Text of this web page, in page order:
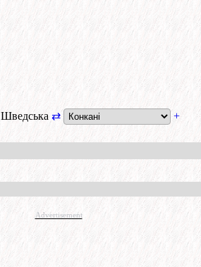
Шведська ⇄ +
Advertisement